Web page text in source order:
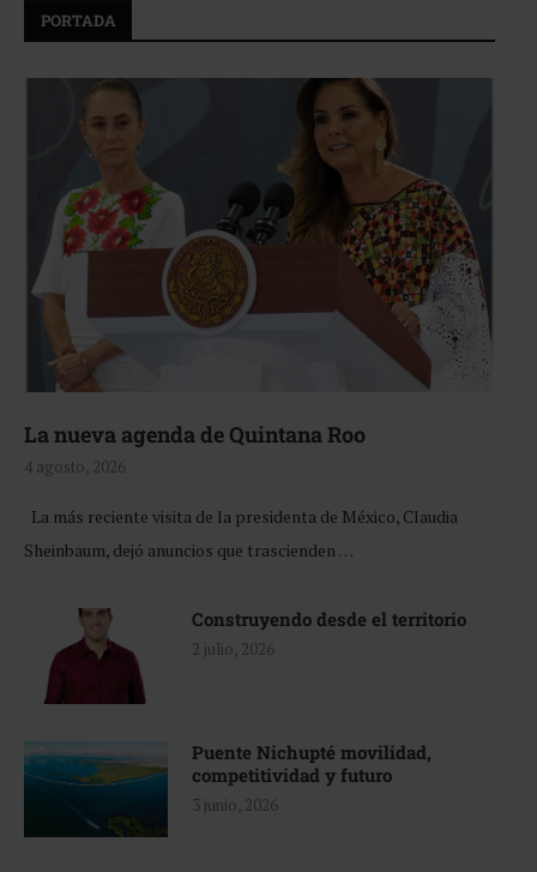
PORTADA
La nueva agenda de Quintana Roo
4 agosto, 2026
La más reciente visita de la presidenta de México, Claudia
Sheinbaum, dejó anuncios que trascienden …
Construyendo desde el territorio
2 julio, 2026
Puente Nichupté movilidad,
competitividad y futuro
3 junio, 2026